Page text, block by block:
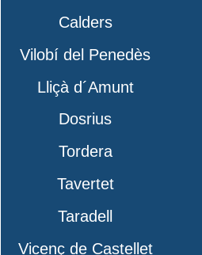
Calders
Vilobí del Penedès
Lliçà d´Amunt
Dosrius
Tordera
Tavertet
Taradell
Vicenç de Castellet